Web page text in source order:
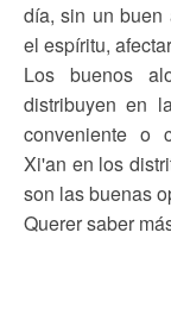
día, sin un buen
el espíritu,
Los buenos
distribuyen en
conveniente o
Xi'an en los
son las buenas
Querer saber